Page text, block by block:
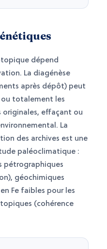
dépend
La diagénèse
après dépôt) peut
totalement les
effaçant ou
La
des archives est une
paléoclimatique :
pétrographiques
géochimiques
Fe faibles pour les
(cohérence